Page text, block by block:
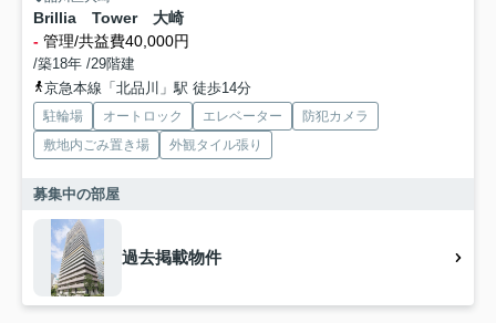
Brillia Tower 大崎
- 管理/共益費40,000円
/築18年 /29階建
京急本線「北品川」駅 徒歩14分
駐輪場 オートロック エレベーター
防犯カメラ
敷地内ごみ置き場
外観タイル張り
募集中の部屋
過去掲載物件